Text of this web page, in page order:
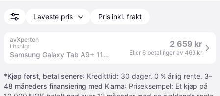
Laveste pris Pris inkl. frakt
avXperten
Utsolgt
Samsung Galaxy Tab A9+ 11" WiFi, 8GB RAM, 128GB - Grafitt
2 659 kr
Eller 6 betalinger av 469 kr
*Kjøp først, betal senere: Kreditttid: 30 dager. 0 % årlig rente. 3–
48 måneders finansiering med Klarna: Priseksempel: Et kjøp på